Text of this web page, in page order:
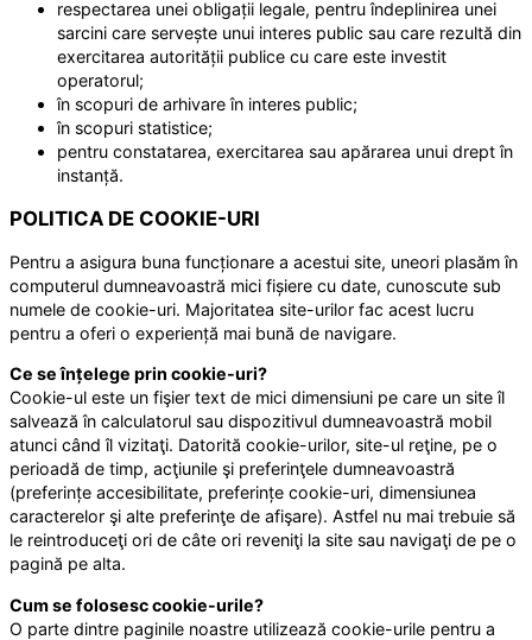
respectarea unei obligații legale, pentru îndeplinirea unei
sarcini care servește unui interes public sau care rezultă din
exercitarea autorității publice cu care este investit
operatorul;
în scopuri de arhivare în interes public;
în scopuri statistice;
pentru constatarea, exercitarea sau apărarea unui drept în
instanță.
POLITICA DE COOKIE-URI
Pentru a asigura buna funcționare a acestui site, uneori plasăm în
computerul dumneavoastră mici fișiere cu date, cunoscute sub
numele de cookie-uri. Majoritatea site-urilor fac acest lucru
pentru a oferi o experiență mai bună de navigare.
Ce se înțelege prin cookie-uri?
Cookie-ul este un fişier text de mici dimensiuni pe care un site îl
salvează în calculatorul sau dispozitivul dumneavoastră mobil
atunci când îl vizitaţi. Datorită cookie-urilor, site-ul reţine, pe o
perioadă de timp, acţiunile şi preferinţele dumneavoastră
(preferințe accesibilitate, preferințe cookie-uri, dimensiunea
caracterelor şi alte preferinţe de afişare). Astfel nu mai trebuie să
le reintroduceţi ori de câte ori reveniţi la site sau navigaţi de pe o
pagină pe alta.
Cum se folosesc cookie-urile?
O parte dintre paginile noastre utilizează cookie-urile pentru a